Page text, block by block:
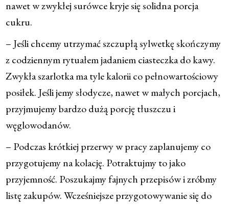
nawet w zwykłej surówce kryje się solidna porcja
cukru.
– Jeśli chcemy utrzymać szczupłą sylwetkę skończymy
z codziennym rytuałem jadaniem ciasteczka do kawy.
Zwykła szarlotka ma tyle kalorii co pełnowartościowy
posiłek. Jeśli jemy słodycze, nawet w małych porcjach,
przyjmujemy bardzo dużą porcję tłuszczu i
węglowodanów.
– Podczas krótkiej przerwy w pracy zaplanujemy co
przygotujemy na kolację. Potraktujmy to jako
przyjemność. Poszukajmy fajnych przepisów i zróbmy
listę zakupów. Wcześniejsze przygotowywanie się do